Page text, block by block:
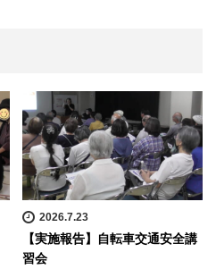
2026.7.23
【実施報告】自転車交通安全講
習会